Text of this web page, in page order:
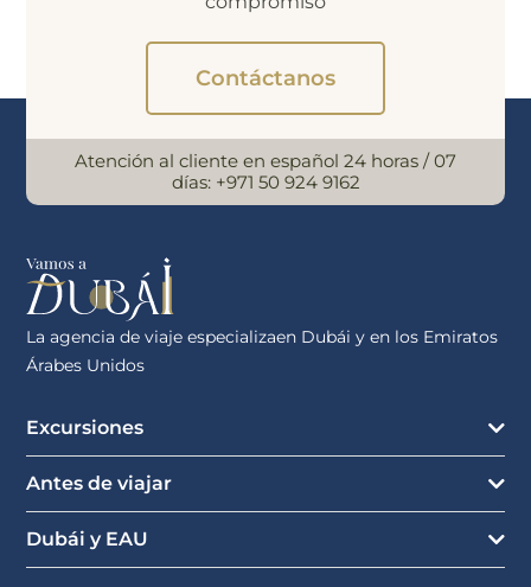
Contáctanos
Atención al cliente en español 24 horas / 07
días: +971 50 924 9162
La agencia de viaje especializaen Dubái y en los Emiratos
Árabes Unidos
Excursiones
Antes de viajar
Dubái y EAU